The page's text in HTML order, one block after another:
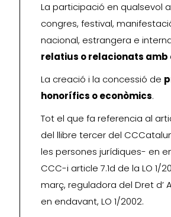
La participació en qualsevol
congres, festival,
nacional, estrangera e
relatius o relacionats amb
La creació i la concessió de
honorífics o econòmics.
Tot el que fa referencia al
del llibre tercer del
les persones jurídiques- en
CCC-i article 7.1d de la LO 1/
març, reguladora del Dret d’
en endavant, LO 1/2002.